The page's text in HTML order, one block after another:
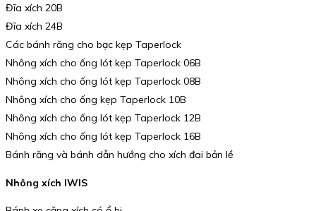
Đĩa xích 20B
Đĩa xích 24B
Các bánh răng cho bạc kẹp Taperlock
Nhông xích cho ống lót kẹp Taperlock 06B
Nhông xích cho ống lót kẹp Taperlock 08B
Nhông xích cho ống kẹp Taperlock 10B
Nhông xích cho ống lót kẹp Taperlock 12B
Nhông xích cho ống lót kẹp Taperlock 16B
Bánh răng và bánh dẫn hướng cho xích đai bản lề
Nhông xích IWIS